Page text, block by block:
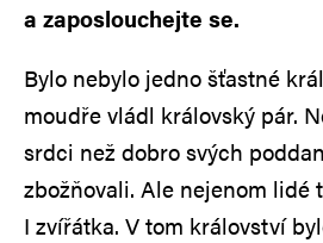
a zaposlouchejte se.
Bylo nebylo jedno šťastné
moudře vládl královský pár.
srdci než dobro svých
zbožňovali. Ale nejenom lidé
I zvířátka. V tom království